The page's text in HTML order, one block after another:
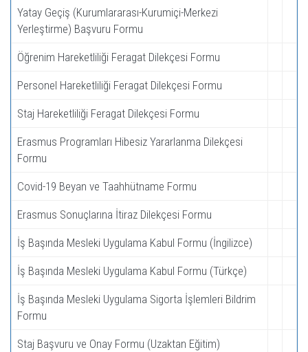
Yatay Geçiş (Kurumlararası-Kurumiçi-Merkezi
Yerleştirme) Başvuru Formu
Öğrenim Hareketliliği Feragat Dilekçesi Formu
Personel Hareketliliği Feragat Dilekçesi Formu
Staj Hareketliliği Feragat Dilekçesi Formu
Erasmus Programları Hibesiz Yararlanma Dilekçesi
Formu
Covid-19 Beyan ve Taahhütname Formu
Erasmus Sonuçlarına İtiraz Dilekçesi Formu
İş Başında Mesleki Uygulama Kabul Formu (İngilizce)
İş Başında Mesleki Uygulama Kabul Formu (Türkçe)
İş Başında Mesleki Uygulama Sigorta İşlemleri Bildrim
Formu
Staj Başvuru ve Onay Formu (Uzaktan Eğitim)